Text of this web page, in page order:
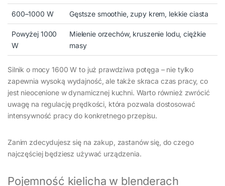
600–1000 W Gęstsze smoothie, zupy krem, lekkie ciasta
Powyżej 1000
W
Mielenie orzechów, kruszenie lodu, ciężkie
masy
Silnik o mocy 1600 W to już prawdziwa potęga – nie tylko
zapewnia wysoką wydajność, ale także skraca czas pracy, co
jest nieocenione w dynamicznej kuchni. Warto również zwrócić
uwagę na regulację prędkości, która pozwala dostosować
intensywność pracy do konkretnego przepisu.
Zanim zdecydujesz się na zakup, zastanów się, do czego
najczęściej będziesz używać urządzenia.
Pojemność kielicha w blenderach